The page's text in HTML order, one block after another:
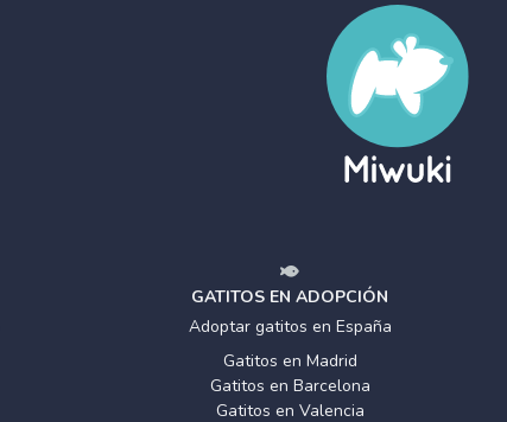
GATITOS EN ADOPCIÓN
Adoptar gatitos en España
Gatitos en Madrid
Gatitos en Barcelona
Gatitos en Valencia